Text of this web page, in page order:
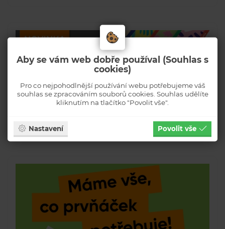
Aby se vám web dobře používal (Souhlas s
cookies)
Pro co nejpohodlnější používání webu potřebujeme váš
souhlas se zpracováním souborů cookies. Souhlas udělíte
kliknutím na tlačítko "Povolit vše".
Nastavení Povolit vše